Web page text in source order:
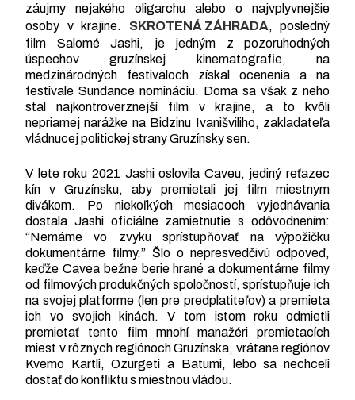
záujmy nejakého oligarchu alebo o najvplyvnejšie
osoby v krajine. SKROTENÁ ZÁHRADA, posledný
film Salomé Jashi, je jedným z pozoruhodných
úspechov gruzínskej kinematografie, na
medzinárodných festivaloch získal ocenenia a na
festivale Sundance nomináciu. Doma sa však z neho
stal najkontroverznejší film v krajine, a to kvôli
nepriamej narážke na Bidzinu Ivanišviliho, zakladateľa
vládnucej politickej strany Gruzínsky sen.
V lete roku 2021 Jashi oslovila Caveu, jediný reťazec
kín v Gruzínsku, aby premietali jej film miestnym
divákom. Po niekoľkých mesiacoch vyjednávania
dostala Jashi oficiálne zamietnutie s odôvodnením:
“Nemáme vo zvyku sprístupňovať na výpožičku
dokumentárne filmy.” Šlo o nepresvedčivú odpoveď,
keďže Cavea bežne berie hrané a dokumentárne filmy
od filmových produkčných spoločností, sprístupňuje ich
na svojej platforme (len pre predplatiteľov) a premieta
ich vo svojich kinách. V tom istom roku odmietli
premietať tento film mnohí manažéri premietacích
miest v rôznych regiónoch Gruzínska, vrátane regiónov
Kvemo Kartli, Ozurgeti a Batumi, lebo sa nechceli
dostať do konfliktu s miestnou vládou.